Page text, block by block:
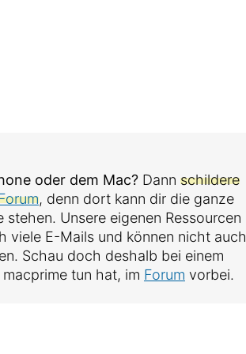
oder dem Mac?Dann schildere
, denn dort kann dir die ganze
Unsere eigenen Ressourcen
viele E-Mails und können nicht auch
Schau doch deshalb bei einem
tun hat, im Forum vorbei.